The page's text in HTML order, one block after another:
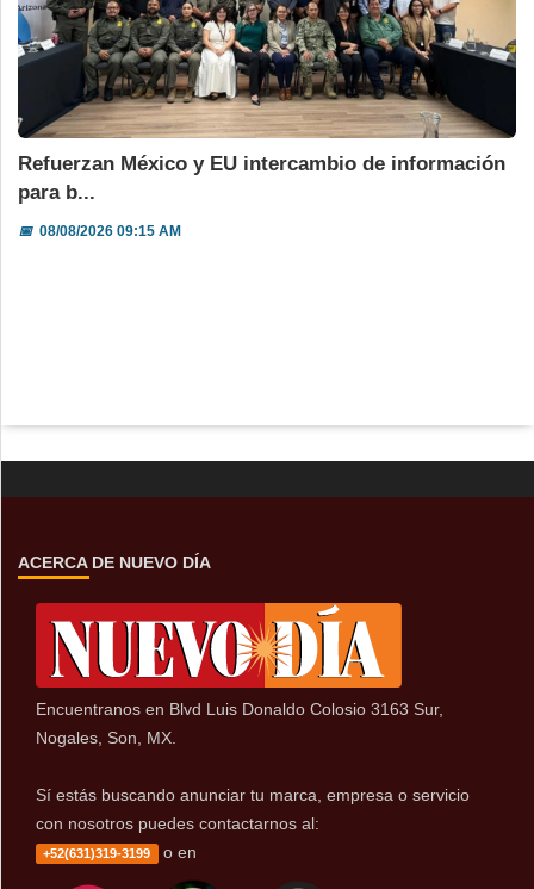
Refuerzan México y EU intercambio de información
para b...
📅08/08/2026 09:15 AM
ACERCA DE NUEVO DÍA
Encuentranos en Blvd Luis Donaldo Colosio 3163 Sur,
Nogales, Son, MX.
Sí estás buscando anunciar tu marca, empresa o servicio
con nosotros puedes contactarnos al:
+52(631)319-3199 o en